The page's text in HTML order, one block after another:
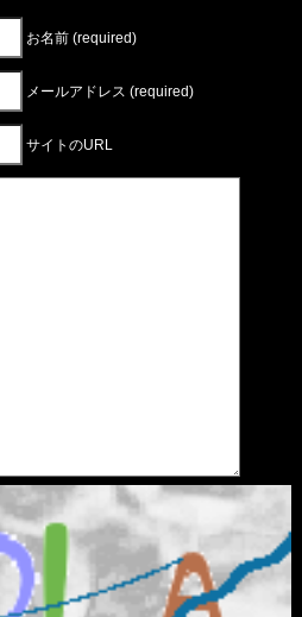
お名前 (required)
メールアドレス (required)
サイトのURL